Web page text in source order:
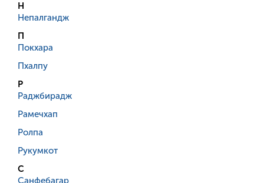
Н
Непалгандж
П
Покхара
Пхалпу
Р
Раджбирадж
Рамечхап
Ролпа
Рукумкот
С